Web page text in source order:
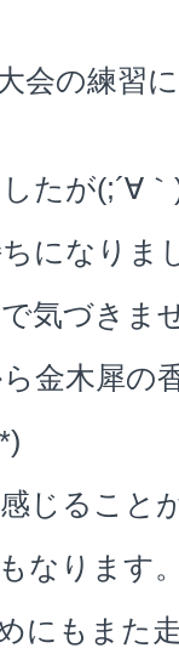
会の練習
たが(;´∀
になりま
気づきま
金木犀の
じること
なります
にもまた